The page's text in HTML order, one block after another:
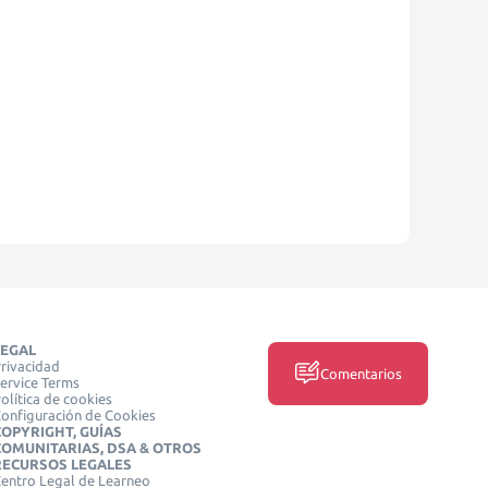
Terms
de cookies
de Cookies
GUÍAS
DSA & OTROS
LEGALES
Legal de Learneo
Comentarios